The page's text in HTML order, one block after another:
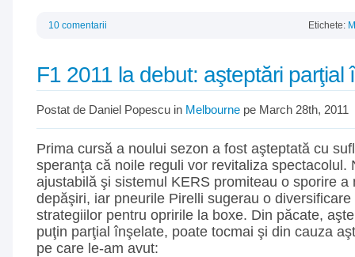
10 comentarii Etichete:
F1 2011 la debut: aşteptări parţial
Postat de Daniel Popescu in Melbourne pe March 28th, 2011
Prima cursă a noului sezon a fost aşteptată cu
speranţa că noile reguli vor revitaliza spectacolul.
ajustabilă şi sistemul KERS promiteau o sporire a
depăşiri, iar pneurile Pirelli sugerau o
strategiilor pentru opririle la boxe. Din păcate,
puţin parţial înşelate, poate tocmai şi din cauza
pe care le-am avut: